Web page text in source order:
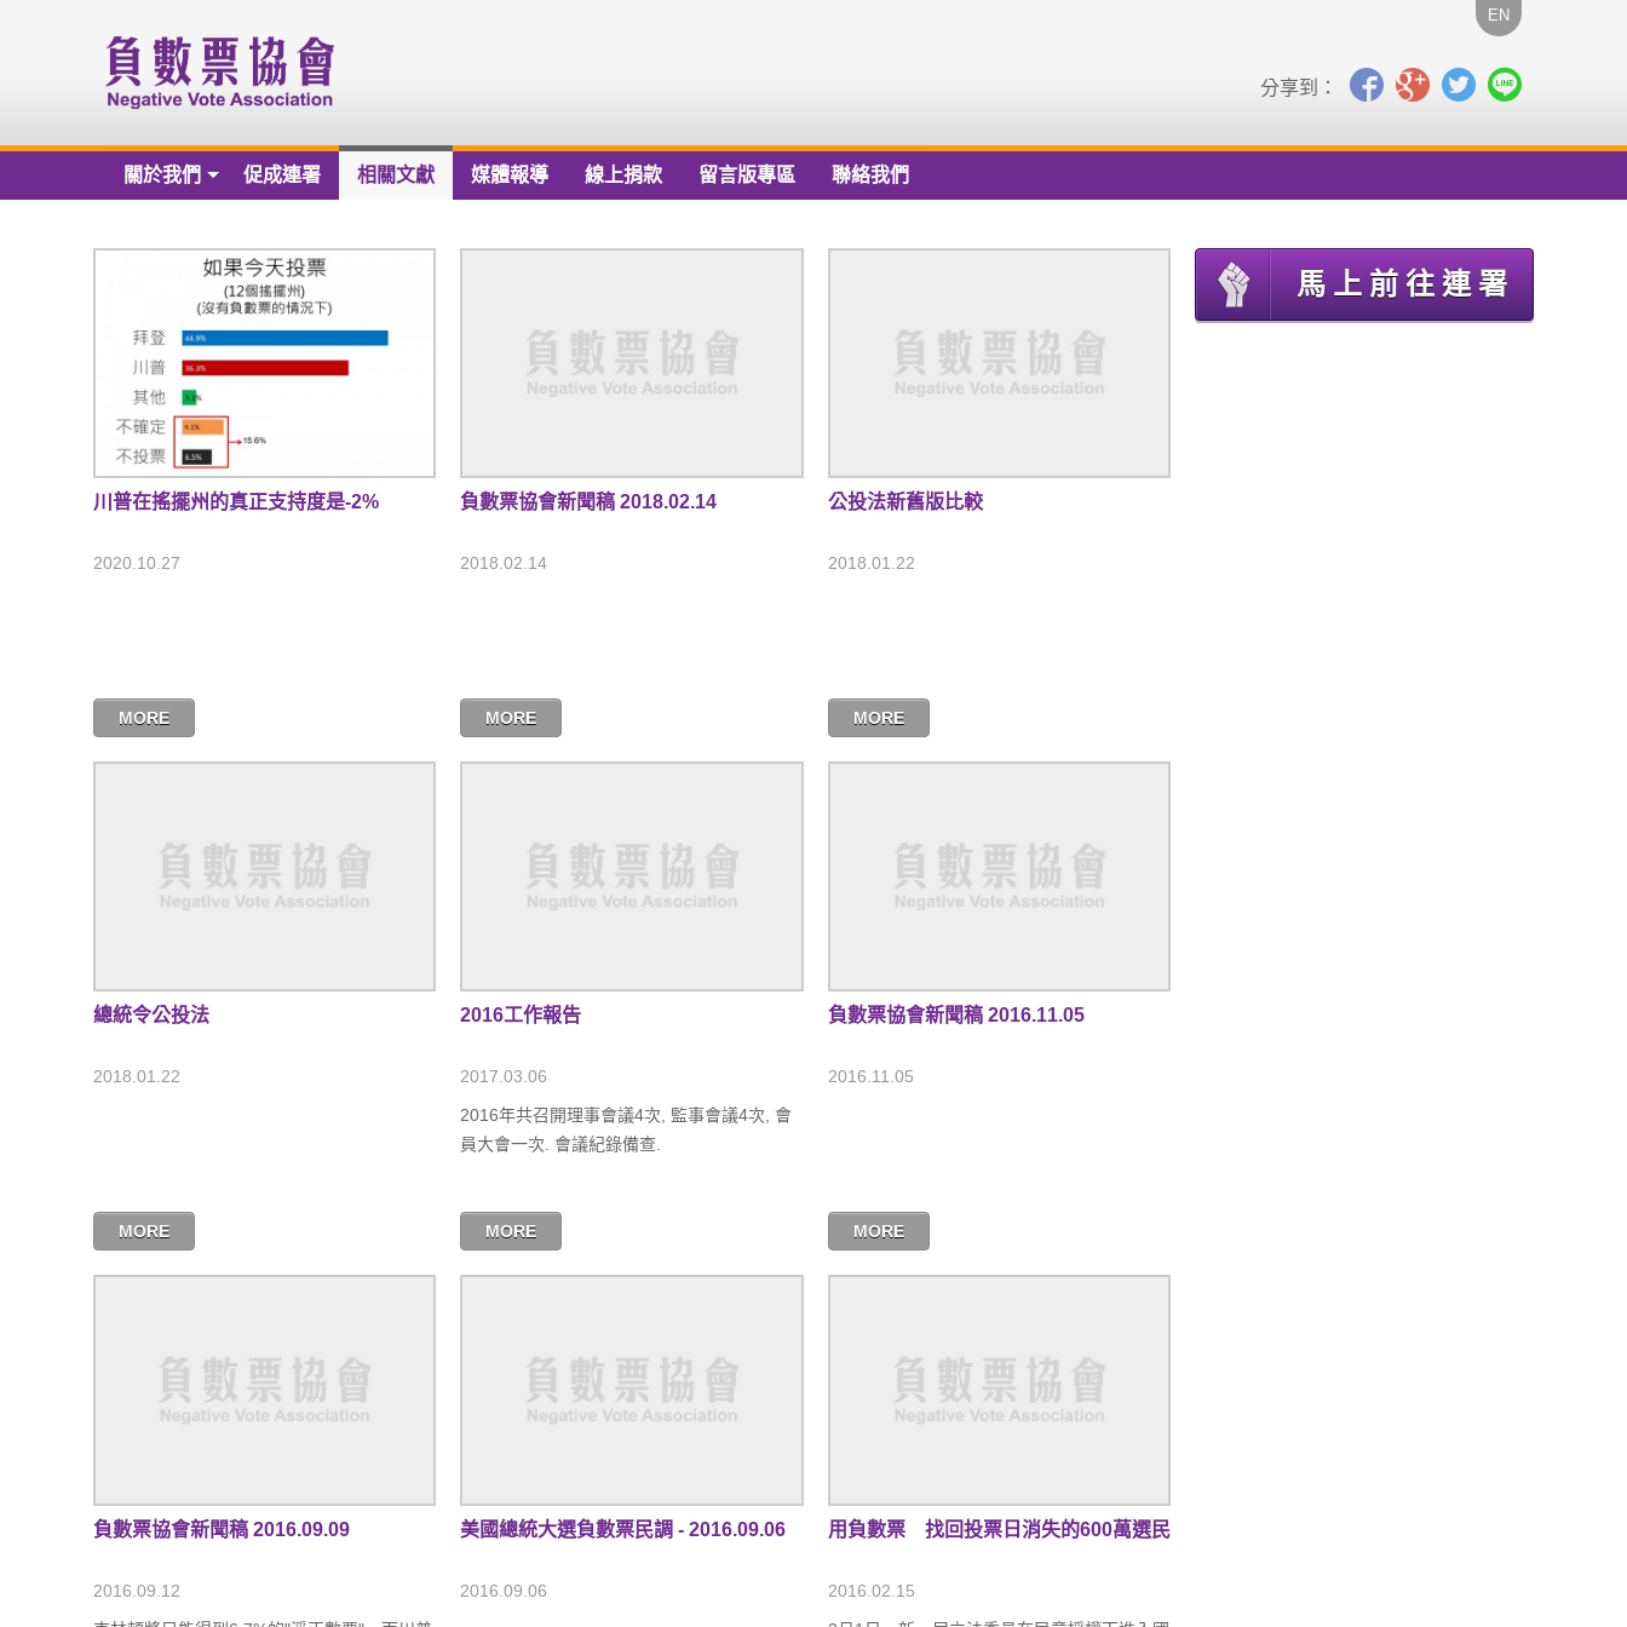
EN
分享到：
關於我們
負數票協會章程草案
負數票協會第一屆理監事
歷年捐款芳名錄
財務報告
促成連署 相關文獻 媒體報導 線上捐款 留言版專區 聯絡我們
川普在搖擺州的真正支持度是-2%
2020.10.27
MORE
負數票協會新聞稿 2018.02.14
2018.02.14
MORE
公投法新舊版比較
2018.01.22
MORE
總統令公投法
2018.01.22
MORE
2016工作報告
2017.03.06
2016年共召開理事會議4次, 監事會議4次, 會
員大會一次. 會議紀錄備查.
MORE
負數票協會新聞稿 2016.11.05
2016.11.05
MORE
負數票協會新聞稿 2016.09.09
2016.09.12
美國總統大選負數票民調 - 2016.09.06
2016.09.06
用負數票 找回投票日消失的600萬選民
2016.02.15
馬上前往連署